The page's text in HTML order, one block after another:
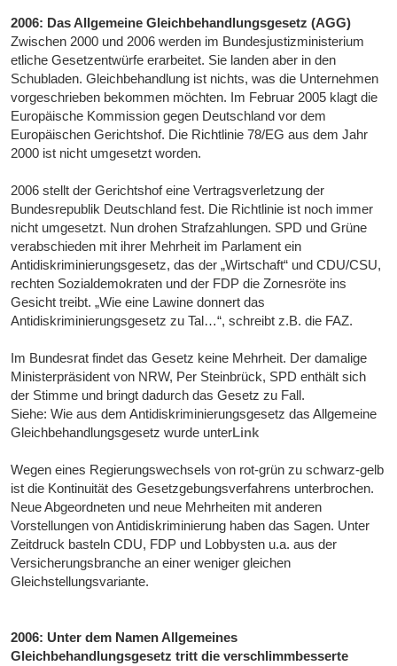
2006: Das Allgemeine Gleichbehandlungsgesetz (AGG)
Zwischen 2000 und 2006 werden im Bundesjustizministerium
etliche Gesetzentwürfe erarbeitet. Sie landen aber in den
Schubladen. Gleichbehandlung ist nichts, was die Unternehmen
vorgeschrieben bekommen möchten. Im Februar 2005 klagt die
Europäische Kommission gegen Deutschland vor dem
Europäischen Gerichtshof. Die Richtlinie 78/EG aus dem Jahr
2000 ist nicht umgesetzt worden.
2006 stellt der Gerichtshof eine Vertragsverletzung der
Bundesrepublik Deutschland fest. Die Richtlinie ist noch immer
nicht umgesetzt. Nun drohen Strafzahlungen. SPD und Grüne
verabschieden mit ihrer Mehrheit im Parlament ein
Antidiskriminierungsgesetz, das der „Wirtschaft“ und CDU/CSU,
rechten Sozialdemokraten und der FDP die Zornesröte ins
Gesicht treibt. „Wie eine Lawine donnert das
Antidiskriminierungsgesetz zu Tal…“, schreibt z.B. die FAZ.
Im Bundesrat findet das Gesetz keine Mehrheit. Der damalige
Ministerpräsident von NRW, Per Steinbrück, SPD enthält sich
der Stimme und bringt dadurch das Gesetz zu Fall.
Siehe: Wie aus dem Antidiskriminierungsgesetz das Allgemeine
Gleichbehandlungsgesetz wurde unterLink
Wegen eines Regierungswechsels von rot-grün zu schwarz-gelb
ist die Kontinuität des Gesetzgebungsverfahrens unterbrochen.
Neue Abgeordneten und neue Mehrheiten mit anderen
Vorstellungen von Antidiskriminierung haben das Sagen. Unter
Zeitdruck basteln CDU, FDP und Lobbysten u.a. aus der
Versicherungsbranche an einer weniger gleichen
Gleichstellungsvariante.
2006: Unter dem Namen Allgemeines
Gleichbehandlungsgesetz tritt die verschlimmbesserte